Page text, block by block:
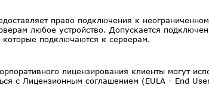
право подключения к
любое устройство. Допускается
которые подключаются к серверам.
лицензирования клиенты могут
с Лицензионным соглашением (EULA - End